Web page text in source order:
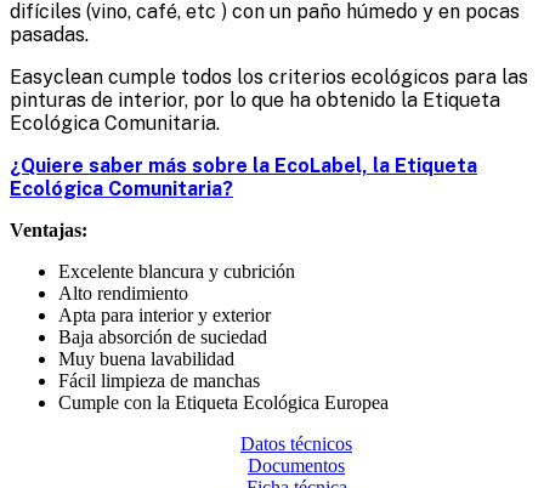
difíciles (vino, café, etc ) con un paño húmedo y en pocas
pasadas.
Easyclean cumple todos los criterios ecológicos para las
pinturas de interior, por lo que ha obtenido la Etiqueta
Ecológica Comunitaria.
¿Quiere saber más sobre la EcoLabel, la Etiqueta
Ecológica Comunitaria?
Ventajas:
Excelente blancura y cubrición
Alto rendimiento
Apta para interior y exterior
Baja absorción de suciedad
Muy buena lavabilidad
Fácil limpieza de manchas
Cumple con la Etiqueta Ecológica Europea
Datos técnicos
Documentos